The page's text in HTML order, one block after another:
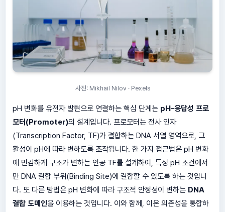
사진: Mikhail Nilov · Pexels
pH 변화를 유전자 발현으로 연결하는 핵심 단계는 pH-응답성 프로
모터(Promoter)의 설계입니다. 프로모터는 전사 인자
(Transcription Factor, TF)가 결합하는 DNA 서열 영역으로, 그
활성이 pH에 따라 변하도록 조작됩니다. 한 가지 접근법은 pH 변화
에 민감하게 구조가 변하는 인공 TF를 설계하여, 특정 pH 조건에서
만 DNA 결합 부위(Binding Site)에 결합할 수 있도록 하는 것입니
다. 또 다른 방법은 pH 변화에 따라 구조적 안정성이 변하는 DNA
결합 도메인을 이용하는 것입니다. 이와 함께, 이온 의존성을 통합하